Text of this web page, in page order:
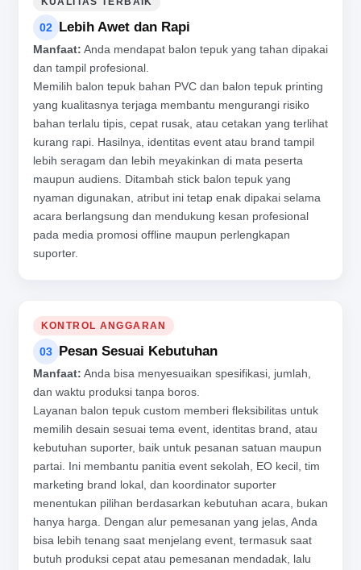
02 Lebih Awet dan Rapi
Manfaat: Anda mendapat balon tepuk yang tahan dipakai
dan tampil profesional.
Memilih balon tepuk bahan PVC dan balon tepuk printing
yang kualitasnya terjaga membantu mengurangi risiko
bahan terlalu tipis, cepat rusak, atau cetakan yang terlihat
kurang rapi. Hasilnya, identitas event atau brand tampil
lebih seragam dan lebih meyakinkan di mata peserta
maupun audiens. Ditambah stick balon tepuk yang
nyaman digunakan, atribut ini tetap enak dipakai selama
acara berlangsung dan mendukung kesan profesional
pada media promosi offline maupun perlengkapan
suporter.
KONTROL ANGGARAN
03 Pesan Sesuai Kebutuhan
Manfaat: Anda bisa menyesuaikan spesifikasi, jumlah,
dan waktu produksi tanpa boros.
Layanan balon tepuk custom memberi fleksibilitas untuk
memilih desain sesuai tema event, identitas brand, atau
kebutuhan suporter, baik untuk pesanan satuan maupun
partai. Ini membantu panitia event sekolah, EO kecil, tim
marketing brand lokal, dan koordinator suporter
menentukan pilihan berdasarkan kebutuhan acara, bukan
hanya harga. Dengan alur pemesanan yang jelas, Anda
bisa lebih tenang saat menjelang event, termasuk saat
butuh produksi cepat atau pemesanan mendadak, lalu